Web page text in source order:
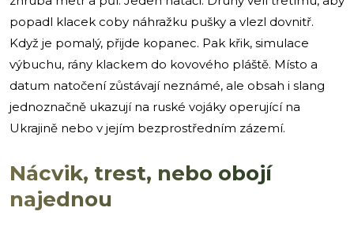
popadl klacek coby náhražku pušky a vlezl dovnitř.
Když je pomalý, přijde kopanec. Pak křik, simulace
výbuchu, rány klackem do kovového pláště. Místo a
datum natočení zůstávají neznámé, ale obsah i slang
jednoznačně ukazují na ruské vojáky operující na
Ukrajině nebo v jejím bezprostředním zázemí.
Nácvik, trest, nebo obojí
najednou